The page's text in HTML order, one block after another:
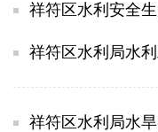
祥符区水利安全
祥符区水利局水
祥符区水利局水